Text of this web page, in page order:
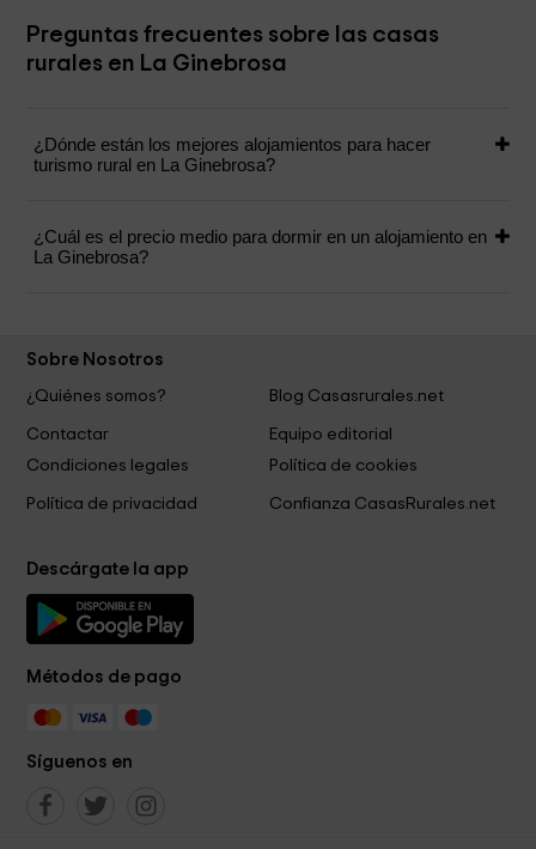
Preguntas frecuentes sobre las casas
rurales en La Ginebrosa
¿Dónde están los mejores alojamientos para hacer
turismo rural en La Ginebrosa?
¿Cuál es el precio medio para dormir en un alojamiento en
La Ginebrosa?
Sobre Nosotros
¿Quiénes somos?
Blog Casasrurales.net
Contactar
Equipo editorial
Condiciones legales
Política de cookies
Política de privacidad Confianza CasasRurales.net
Descárgate la app
Métodos de pago
Síguenos en